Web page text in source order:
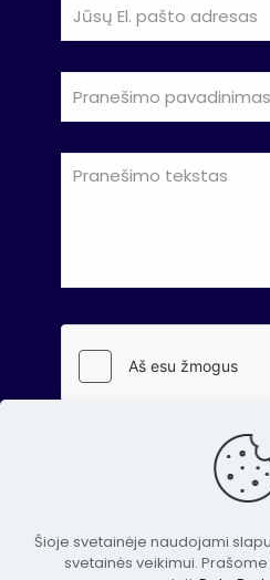
Šioje svetainėje naudojami
svetainės veikimui.